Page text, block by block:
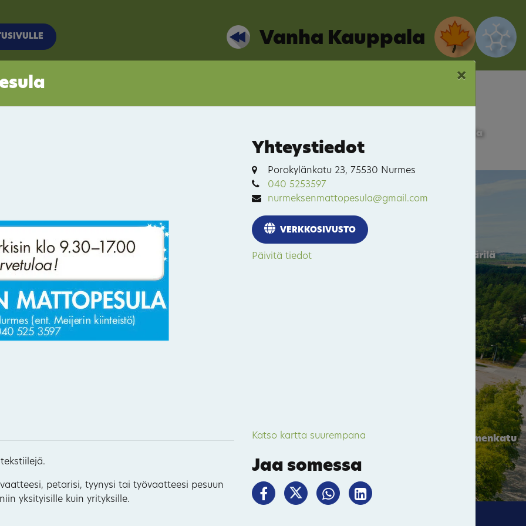
Vanha Kauppala
Vanha Kauppala
Porokylä
Itäkaupunki-Hyvärilä
Kuopiontie / Kynsiniemenkatu
14
75
×
petarisi, tyynysi tai työvaatteesi pesuun
yksityisille kuin yrityksille.
Yhteystiedot
Porokylänkatu 23, 75530 Nurmes
040 5253597
nurmeksenmattopesula@gmail.com
VERKKOSIVUSTO
Päivitä tiedot
Katso kartta suurempana
Jaa somessa